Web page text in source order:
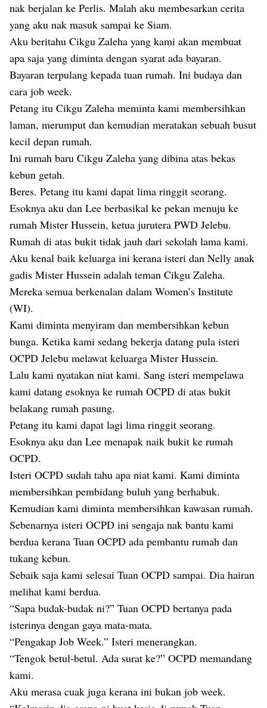
nak berjalan ke Perlis. Malah aku membesarkan cerita
yang aku nak masuk sampai ke Siam.
Aku beritahu Cikgu Zaleha yang kami akan membuat
apa saja yang diminta dengan syarat ada bayaran.
Bayaran terpulang kepada tuan rumah. Ini budaya dan
cara job week.
Petang itu Cikgu Zaleha meminta kami membersihkan
laman, merumput dan kemudian meratakan sebuah busut
kecil depan rumah.
Ini rumah baru Cikgu Zaleha yang dibina atas bekas
kebun getah.
Beres. Petang itu kami dapat lima ringgit seorang.
Esoknya aku dan Lee berbasikal ke pekan menuju ke
rumah Mister Hussein, ketua jurutera PWD Jelebu.
Rumah di atas bukit tidak jauh dari sekolah lama kami.
Aku kenal baik keluarga ini kerana isteri dan Nelly anak
gadis Mister Hussein adalah teman Cikgu Zaleha.
Mereka semua berkenalan dalam Women’s Institute
(WI).
Kami diminta menyiram dan membersihkan kebun
bunga. Ketika kami sedang bekerja datang pula isteri
OCPD Jelebu melawat keluarga Mister Hussein.
Lalu kami nyatakan niat kami. Sang isteri mempelawa
kami datang esoknya ke rumah OCPD di atas bukit
belakang rumah pasung.
Petang itu kami dapat lagi lima ringgit seorang.
Esoknya aku dan Lee menapak naik bukit ke rumah
OCPD.
Isteri OCPD sudah tahu apa niat kami. Kami diminta
membersihkan pembidang buluh yang berhabuk.
Kemudian kami diminta membersihkan kawasan rumah.
Sebenarnya isteri OCPD ini sengaja nak bantu kami
berdua kerana Tuan OCPD ada pembantu rumah dan
tukang kebun.
Sebaik saja kami selesai Tuan OCPD sampai. Dia hairan
melihat kami berdua.
“Sapa budak-budak ni?” Tuan OCPD bertanya pada
isterinya dengan gaya mata-mata.
“Pengakap Job Week.” Isteri menerangkan.
“Tengok betul-betul. Ada surat ke?” OCPD memandang
kami.
Aku merasa cuak juga kerana ini bukan job week.